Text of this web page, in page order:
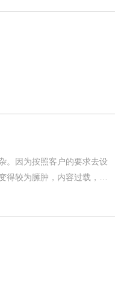
。因为按照客户的要求去设
较为臃肿，内容过载，让
段，来个网页”减负”。